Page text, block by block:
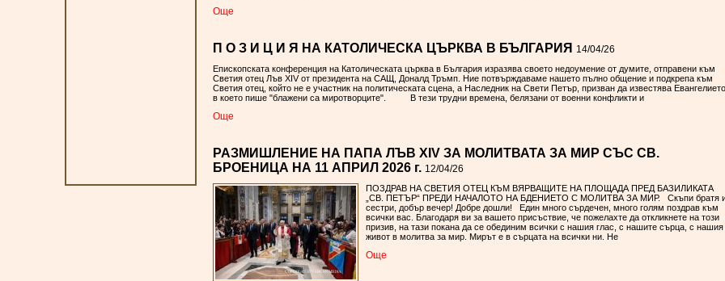
Oще
П О З И Ц И Я НА КАТОЛИЧЕСКА ЦЪРКВА В БЪЛГАРИЯ 14/04/26
Епископската конференция на Католическата църква в България изразява своето недоумение от думите, отправени към
Светия oтец Лъв XIV от президента на САЩ, Доналд Тръмп. Ние потвърждаваме нашето пълно общение и подкрепа към
Светия отец, който не е участник на политическата сцена, а Наследник на Свети Петър, призван да известява
в което пише "блажени са миротворците". В тези трудни времена, белязани от военни конфликти и
Oще
РАЗМИШЛЕНИЕ НА ПАПА ЛЪВ XIV ЗА МОЛИТВАТА ЗА МИР СЪС СВ.
БРОЕНИЦА НА 11 АПРИЛ 2026 г. 12/04/26
ПОЗДРАВ НА СВЕТИЯ ОТЕЦ КЪМ ВЯРВАЩИТЕ НА ПЛОЩАДА ПРЕД БАЗИЛИКАТА
„СВ. ПЕТЪР“ ПРЕДИ НАЧАЛОТО НА БДЕНИЕТО С МОЛИТВА ЗА МИР. Скъпи братя
сестри, добър вечер! Добре дошли! Един много сърдечен, много голям поздрав към
всички вас. Благодаря ви за вашето присъствие, че пожелахте да откликнете на този
призив, на тази покана да се обединим всички с нашия глас, с нашите сърца, с нашия
живот в молитва за мир. Мирът е в сърцата на всички ни. Не
Oще